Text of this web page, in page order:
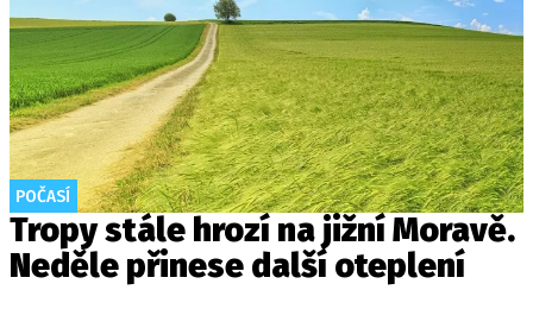
POČASÍ
Tropy stále hrozí na jižní Moravě.
Neděle přinese další oteplení